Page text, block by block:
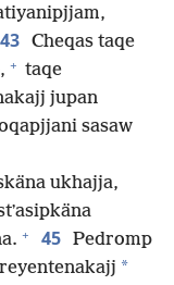
43 Cheqas taqe
+ taqe
jupan
sasaw
ukhajja,
+ 45 Pedromp
*